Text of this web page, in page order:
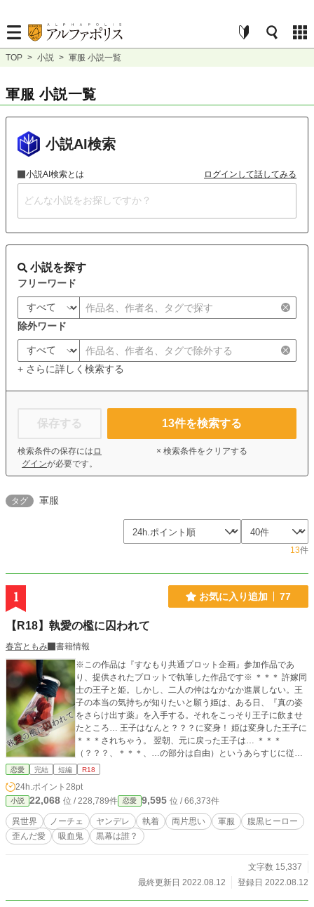
TOP > 小説 > 軍服 小説一覧
軍服 小説一覧
小説AI検索
小説AI検索とは ログインして話してみる
小説を探す
フリーワード
除外ワード
+ さらに詳しく検索する
保存する
検索条件の保存には ロ
グインが必要です。
13件を検索する
× 検索条件をクリアする
タグ 軍服
13件
1 お気に入り追加 77
【R18】執愛の檻に囚われて
春宮ともみ
書籍情報
※この作品は『すなもり共通プロット企画』参加作品であ
り、提供されたプロットで執筆した作品です※ ＊＊＊ 許嫁同
士の王子と姫。しかし、二人の仲はなかなか進展しない。王
子の本当の気持ちが知りたいと願う姫は、ある日、『真の姿
をさらけ出す薬』を入手する。それをこっそり王子に飲ませ
たところ… 王子はなんと？？？に変身！ 姫は変身した王子に
＊＊＊されちゃう。 翌朝、元に戻った王子は… ＊＊＊
（？？？、＊＊＊、…の部分は自由）というあらすじに従っ
て書いた、 ヤンデレ王子の歪んだ執愛にまんまと捕まってし
者が読みたいだけの性癖を詰め込んだ三人称一元視点習作で
す ※提示されたプロットから一部離れている部分もあります
がご容赦いただけたらと思います ※初めて執筆した異世界フ
ァンタジー作品ですので矛盾等ふわっと読み流していただけ
たら…！ ※作者的にはハッピーエンドですが、読む方によっ
bay様よりお借りし、SS表紙メーカー様にて加工しておりま
恋愛 完結 短編 R18
24h.ポイント 28pt
小説 22,068 位 / 228,789件 恋愛 9,595 位 / 66,373件
異世界 ノーチェ ヤンデレ 執着 両片思い 軍服
腹黒ヒーロー
歪んだ愛
吸血鬼 黒幕は誰？
文字数 15,337
最終更新日 2022.08.12
登録日 2022.08.12